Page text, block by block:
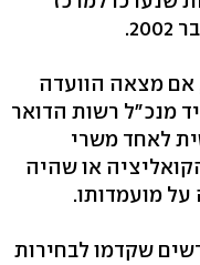
אם מצאה הוועדה
מנכ"ל רשות הדואר
לאחד משרי
או שהיה
מועמדותו.
שקדמו לבחירות